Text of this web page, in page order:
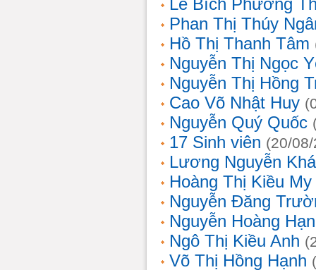
Lê Bích Phương
Phan Thị Thúy
Hồ Thị Thanh Tâm
Nguyễn Thị Ngọc
Nguyễn Thị Hồng
Cao Võ Nhật Huy
Nguyễn Quý Quốc
17 Sinh viên (20/
Lương Nguyễn
Hoàng Thị Kiều My
Nguyễn Đăng
Nguyễn Hoàng
Ngô Thị Kiều Anh
Võ Thị Hồng Hạnh